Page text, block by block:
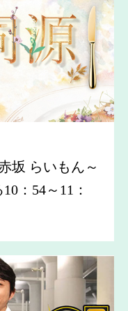
坂 らいもん～
：54～11：